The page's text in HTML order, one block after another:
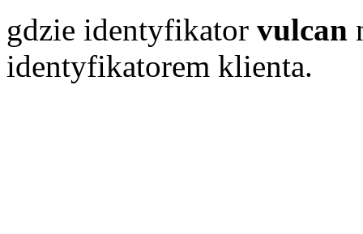
gdzie identyfikator vulcan
identyfikatorem klienta.